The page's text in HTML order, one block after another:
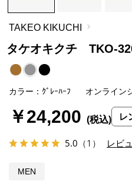
TAKEO KIKUCHI
タケオキクチ TKO-
5.0 （1） レビ
MEN
カラー：ｸﾞﾚｰﾊｰﾌ オンライン
￥24,200 レ